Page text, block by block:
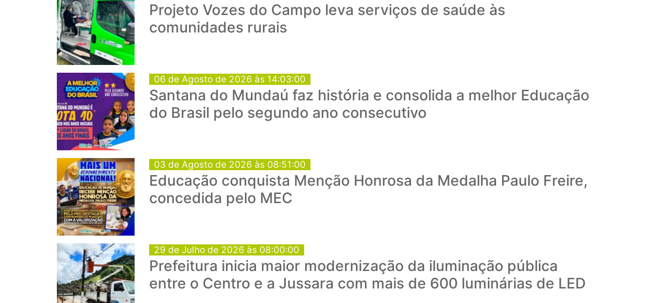
Projeto Vozes do Campo leva serviços de saúde às
comunidades rurais
06 de Agosto de 2026 às 14:03:00
Santana do Mundaú faz história e consolida a melhor Educação
do Brasil pelo segundo ano consecutivo
03 de Agosto de 2026 às 08:51:00
Educação conquista Menção Honrosa da Medalha Paulo Freire,
concedida pelo MEC
29 de Julho de 2026 às 08:00:00
Prefeitura inicia maior modernização da iluminação pública
entre o Centro e a Jussara com mais de 600 luminárias de LED